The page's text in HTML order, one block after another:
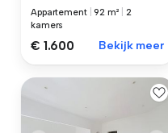
Appartement |92 m²
2
kamers
€ 1.600 Bekijk meer